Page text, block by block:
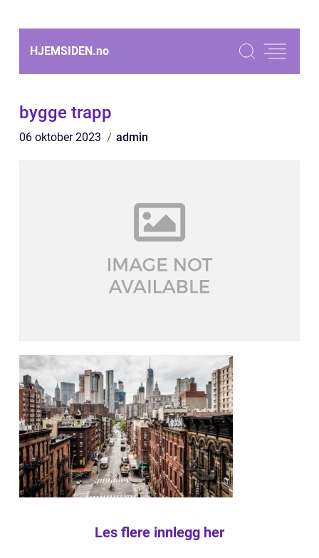
HJEMSIDEN.no
bygge trapp
06 oktober 2023 admin
Les flere innlegg her